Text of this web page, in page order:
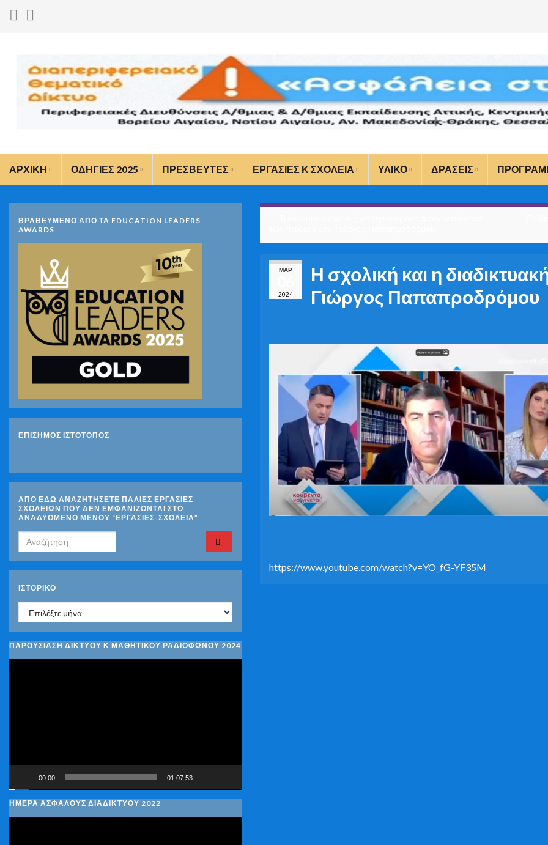
ΑΡΧΙΚΗ ΟΔΗΓΙΕΣ 2025 ΠΡΕΣΒΕΥΤΕΣ ΕΡΓΑΣΙΕΣ Κ ΣΧΟΛΕΙΑ ΥΛΙΚΟ ΔΡΑΣΕΙΣ
ΜΑΡ
2024
Η σχολική και η
Γιώργος Παπαπροδρόμου
https://www.youtube.com/watch?v=YO_fG-YF35M
ΒΡΑΒΕΥΜΕΝΟ ΑΠΟ ΤΑ EDUCATION LEADERS
AWARDS
ΕΠΙΣΗΜΟΣ ΙΣΤΟΤΟΠΟΣ
ΑΠΟ ΕΔΩ ΑΝΑΖΗΤΗΣΕΤΕ ΠΑΛΙΕΣ ΕΡΓΑΣΙΕΣ
ΣΧΟΛΕΙΩΝ ΠΟΥ ΔΕΝ ΕΜΦΑΝΙΖΟΝΤΑΙ ΣΤΟ
ΑΝΑΔΥΟΜΕΝΟ ΜΕΝΟΥ “ΕΡΓΑΣΙΕΣ-ΣΧΟΛΕΙΑ”
Search for:
ΙΣΤΟΡΙΚΌ
Ιστορικό
ΠΑΡΟΥΣΙΑΣΗ ΔΙΚΤΥΟΥ Κ ΜΑΘΗΤΙΚΟΥ ΡΑΔΙΟΦΩΝΟΥ 2024
00:00 01:07:53
ΗΜΕΡΑ ΑΣΦΑΛΟΥΣ ΔΙΑΔΙΚΤΥΟΥ 2022